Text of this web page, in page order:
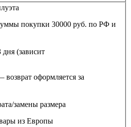
покупки 30000 руб. по РФ и
дня (зависит
оформляется за
замены размера
из Европы